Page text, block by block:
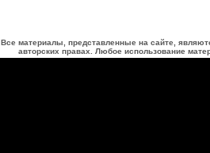
Все материалы, представленные на сайте,
авторских правах. Любое использование